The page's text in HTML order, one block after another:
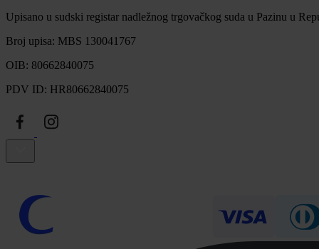
Upisano u sudski registar nadležnog trgovačkog suda u Pazinu u
Broj upisa: MBS 130041767
OIB: 80662840075
PDV ID: HR80662840075